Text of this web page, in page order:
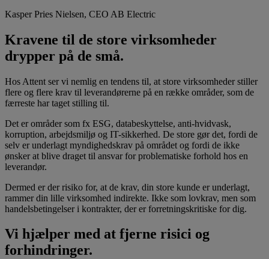
Kasper Pries Nielsen, CEO AB Electric
Kravene til de store virksomheder
drypper på de små.
Hos Attent ser vi nemlig en tendens til, at store virksomheder stiller
flere og flere krav til leverandørerne på en række områder, som de
færreste har taget stilling til.
Det er områder som fx ESG, databeskyttelse, anti-hvidvask,
korruption, arbejdsmiljø og IT-sikkerhed. De store gør det, fordi de
selv er underlagt myndighedskrav på området og fordi de ikke
ønsker at blive draget til ansvar for problematiske forhold hos en
leverandør.
Dermed er der risiko for, at de krav, din store kunde er underlagt,
rammer din lille virksomhed indirekte. Ikke som lovkrav, men som
handelsbetingelser i kontrakter, der er forretningskritiske for dig.
Vi hjælper med at fjerne risici og
forhindringer.